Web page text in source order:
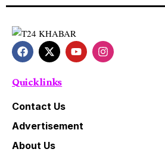
Quick links
Contact Us
Advertisement
About Us